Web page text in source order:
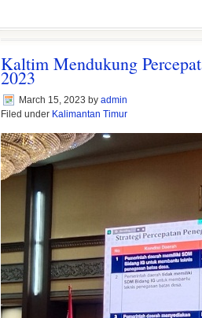
Kaltim Mendukung
2023
March 15, 2023 by admin
Filed under Kalimantan Timur